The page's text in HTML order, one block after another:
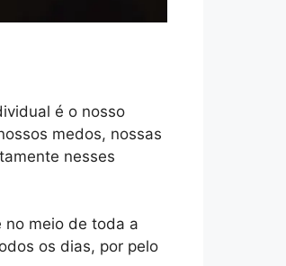
é o nosso
medos, nossas
nesses
no meio de toda a
os dias, por pelo